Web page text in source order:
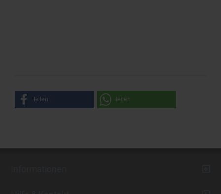
teilen teilen